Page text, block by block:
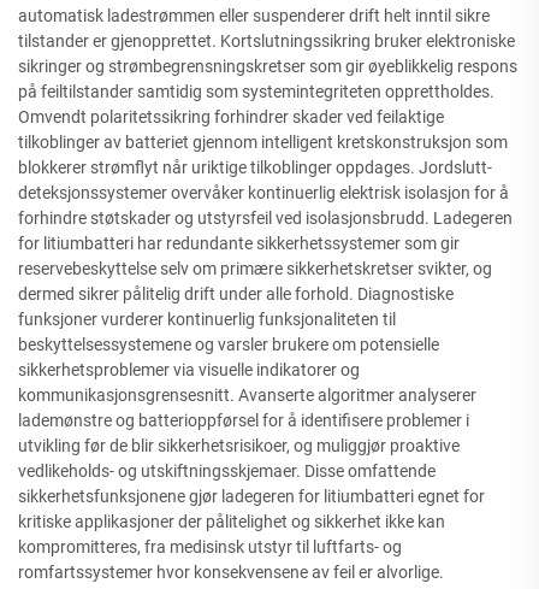
automatisk ladestrømmen eller suspenderer drift helt inntil sikre
tilstander er gjenopprettet. Kortslutningssikring bruker elektroniske
sikringer og strømbegrensningskretser som gir øyeblikkelig respons
på feiltilstander samtidig som systemintegriteten opprettholdes.
Omvendt polaritetssikring forhindrer skader ved feilaktige
tilkoblinger av batteriet gjennom intelligent kretskonstruksjon som
blokkerer strømflyt når uriktige tilkoblinger oppdages. Jordslutt-
deteksjonssystemer overvåker kontinuerlig elektrisk isolasjon for å
forhindre støtskader og utstyrsfeil ved isolasjonsbrudd. Ladegeren
for litiumbatteri har redundante sikkerhetssystemer som gir
reservebeskyttelse selv om primære sikkerhetskretser svikter, og
dermed sikrer pålitelig drift under alle forhold. Diagnostiske
funksjoner vurderer kontinuerlig funksjonaliteten til
beskyttelsessystemene og varsler brukere om potensielle
sikkerhetsproblemer via visuelle indikatorer og
kommunikasjonsgrensesnitt. Avanserte algoritmer analyserer
lademønstre og batterioppførsel for å identifisere problemer i
utvikling før de blir sikkerhetsrisikoer, og muliggjør proaktive
vedlikeholds- og utskiftningsskjemaer. Disse omfattende
sikkerhetsfunksjonene gjør ladegeren for litiumbatteri egnet for
kritiske applikasjoner der pålitelighet og sikkerhet ikke kan
kompromitteres, fra medisinsk utstyr til luftfarts- og
romfartssystemer hvor konsekvensene av feil er alvorlige.